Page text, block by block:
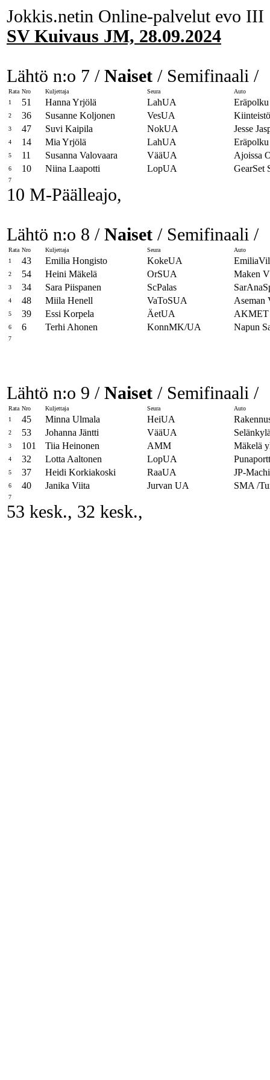
Jokkis.netin Online-palvelut evo III
SV Kuivaus JM, 28.09.2024
Lähtö n:o 7 / Naiset / Semifinaali /
Rata Nro Kuljettaja Seura
Auto
1
51 Hanna Yrjölä LahUA
2 36 Susanne Koljonen VesUA
3 47 Suvi Kaipila NokUA Jesse
4 14 Mia Yrjölä LahUA
5 11 Susanna Valovaara VääUA Ajoissa
6 10 Niina Laapotti LopUA GearSet
7
10 M-Päälleajo,
Lähtö n:o 8 / Naiset / Semifinaali /
Rata Nro Kuljettaja Seura
Auto
1
43 Emilia Hongisto KokeUA
2 54 Heini Mäkelä OrSUA Maken
3 34 Sara Piispanen ScPalas
4 48 Miila Henell VaToSUA Aseman
5 39 Essi Korpela ÄetUA AKMET
6 6 Terhi Ahonen KonnMK/UA Napun
7
Lähtö n:o 9 / Naiset / Semifinaali /
Rata Nro Kuljettaja Seura
Auto
1
45 Minna Ulmala HeiUA
2 53 Johanna Jäntti VääUA
3 101 Tiia Heinonen AMM Mäkelä
4 32 Lotta Aaltonen LopUA
5 37 Heidi Korkiakoski RaaUA JP-
6 40 Janika Viita Jurvan UA SMA /
7
53 kesk., 32 kesk.,